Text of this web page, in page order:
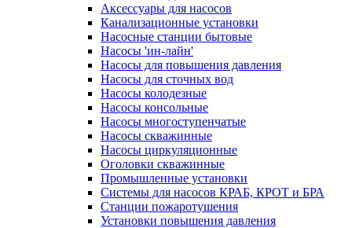
Аксессуары для насосов
Канализационные установки
Насосные станции бытовые
Насосы 'ин-лайн'
Насосы для повышения давления
Насосы для сточных вод
Насосы колодезные
Насосы консольные
Насосы многоступенчатые
Насосы скважинные
Насосы циркуляционные
Оголовки скважинные
Промышленные установки
Системы для насосов КРАБ, КРОТ и БРА
Станции пожаротушения
Установки повышения давления